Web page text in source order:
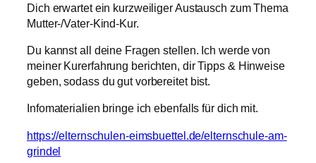
Dich erwartet ein kurzweiliger Austausch zum Thema
Mutter-/Vater-Kind-Kur.
Du kannst all deine Fragen stellen. Ich werde von
meiner Kurerfahrung berichten, dir Tipps & Hinweise
geben, sodass du gut vorbereitet bist.
Infomaterialien bringe ich ebenfalls für dich mit.
https://elternschulen-eimsbuettel.de/elternschule-am-
grindel